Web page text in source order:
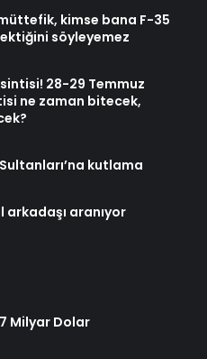
kimse bana F-35
söyleyemez
28-29 Temmuz
ne zaman bitecek,
kutlama
aranıyor
Milyar Dolar